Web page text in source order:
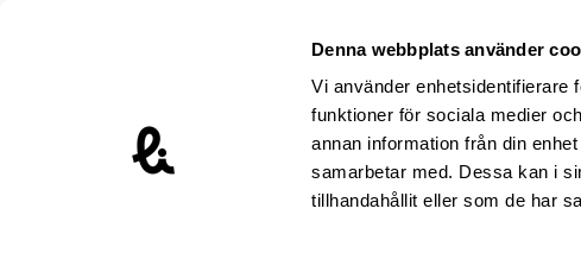
Denna webbplats använder
Vi använder enhetsidentifierare
funktioner för sociala medier
annan information från din
samarbetar med. Dessa kan i
tillhandahållit eller som de har
Livsmedelsföretagen – till startsidan
Nyheter